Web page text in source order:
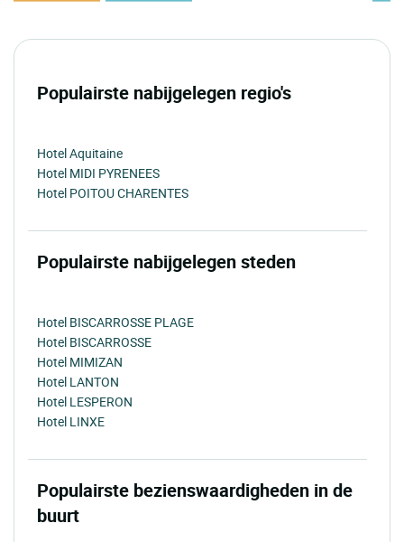
Populairste nabijgelegen regio's
Hotel Aquitaine
Hotel MIDI PYRENEES
Hotel POITOU CHARENTES
Populairste nabijgelegen steden
Hotel BISCARROSSE PLAGE
Hotel BISCARROSSE
Hotel MIMIZAN
Hotel LANTON
Hotel LESPERON
Hotel LINXE
Populairste bezienswaardigheden in de
buurt